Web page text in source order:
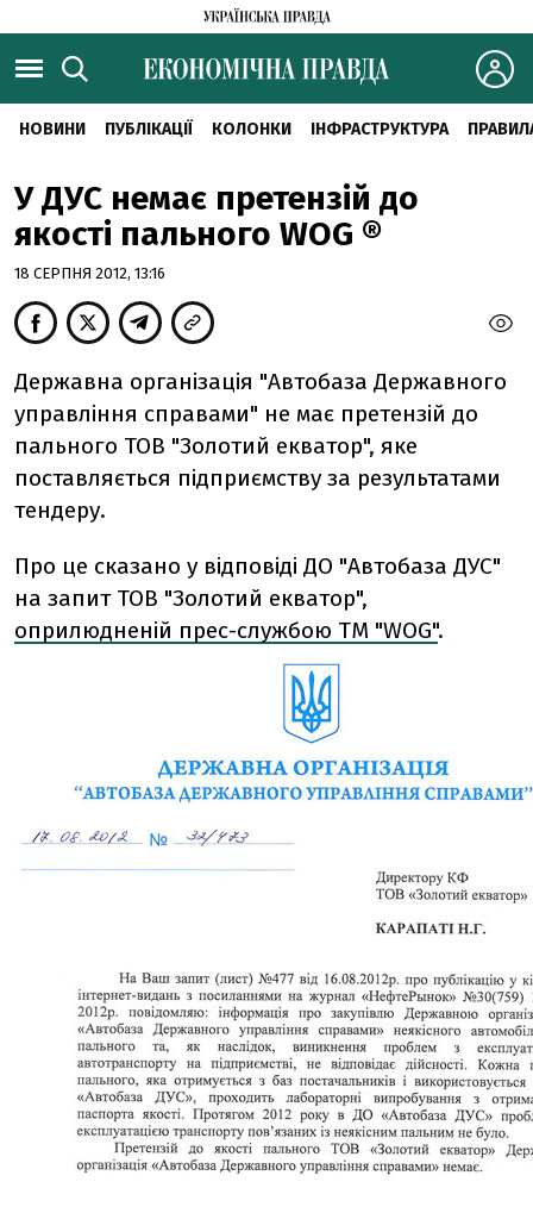
НОВИНИ ПУБЛІКАЦІЇ КОЛОНКИ ІНФРАСТРУКТУРА
У ДУС немає претензій до
якості пального WOG ®
18 СЕРПНЯ 2012, 13:16
Державна організація "Автобаза Державного
управління справами" не має претензій до
пального ТОВ "Золотий екватор", яке
поставляється підприємству за результатами
тендеру.
Про це сказано у відповіді ДО "Автобаза ДУС"
на запит ТОВ "Золотий екватор",
оприлюдненій прес-службою ТМ "WOG".